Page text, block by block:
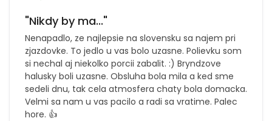
"Nikdy by ma..."
Nenapadlo, ze najlepsie na slovensku sa najem pri
zjazdovke. To jedlo u vas bolo uzasne. Polievku som
si nechal aj niekolko porcii zabalit. :) Bryndzove
halusky boli uzasne. Obsluha bola mila a ked sme
sedeli dnu, tak cela atmosfera chaty bola domacka.
Velmi sa nam u vas pacilo a radi sa vratime. Palec
hore. 👍